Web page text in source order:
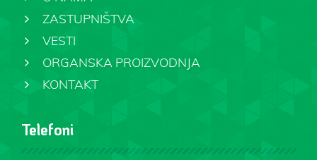
ZASTUPNIŠTVA
VESTI
ORGANSKA PROIZVODNJA
KONTAKT
Telefoni